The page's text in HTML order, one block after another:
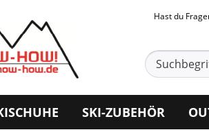
Hast du
SKI-ZUBEHÖR